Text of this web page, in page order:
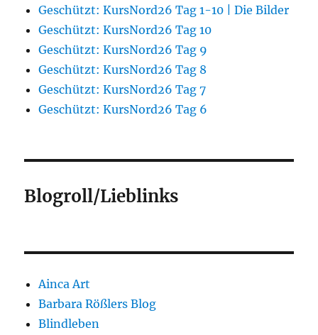
Geschützt: KursNord26 Tag 1-10 | Die Bilder
Geschützt: KursNord26 Tag 10
Geschützt: KursNord26 Tag 9
Geschützt: KursNord26 Tag 8
Geschützt: KursNord26 Tag 7
Geschützt: KursNord26 Tag 6
Blogroll/Lieblinks
Ainca Art
Barbara Rößlers Blog
Blindleben